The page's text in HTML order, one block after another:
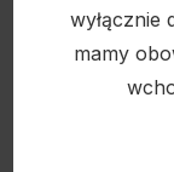
wyłącznie
mamy
WINO